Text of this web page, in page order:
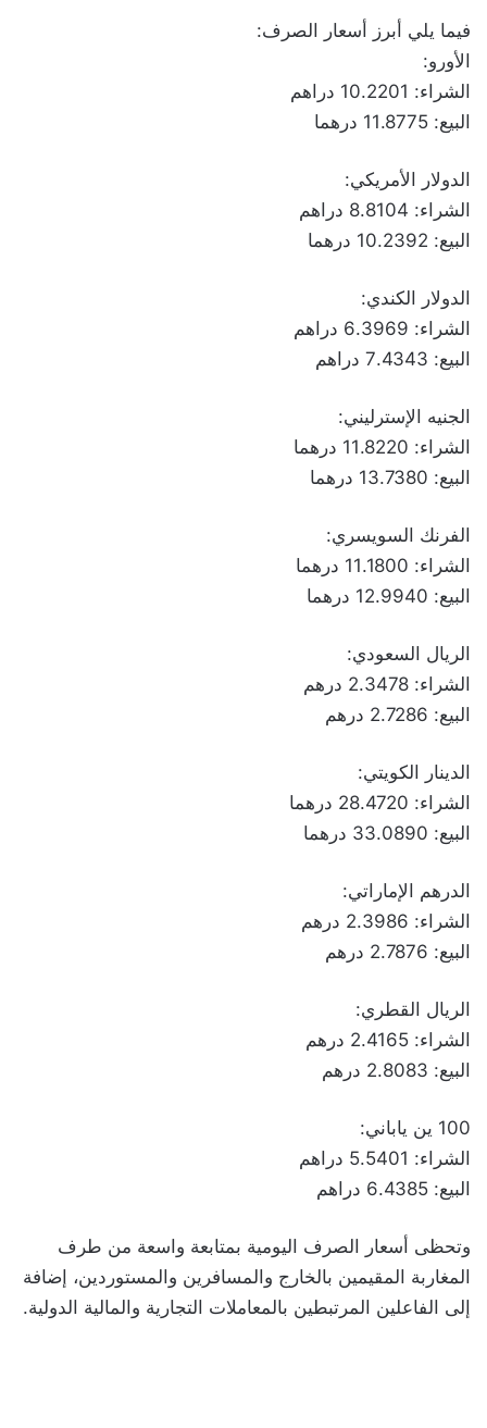
فيما يلي أبرز أسعار الصرف:
الأورو:
الشراء: 10.2201 دراهم
البيع: 11.8775 درهما
الدولار الأمريكي:
الشراء: 8.8104 دراهم
البيع: 10.2392 درهما
الدولار الكندي:
الشراء: 6.3969 دراهم
البيع: 7.4343 دراهم
الجنيه الإسترليني:
الشراء: 11.8220 درهما
البيع: 13.7380 درهما
الفرنك السويسري:
الشراء: 11.1800 درهما
البيع: 12.9940 درهما
الريال السعودي:
الشراء: 2.3478 درهم
البيع: 2.7286 درهم
الدينار الكويتي:
الشراء: 28.4720 درهما
البيع: 33.0890 درهما
الدرهم الإماراتي:
الشراء: 2.3986 درهم
البيع: 2.7876 درهم
الريال القطري:
الشراء: 2.4165 درهم
البيع: 2.8083 درهم
100 ين ياباني:
الشراء: 5.5401 دراهم
البيع: 6.4385 دراهم
وتحظى أسعار الصرف اليومية بمتابعة واسعة من طرف
المغاربة المقيمين بالخارج والمسافرين والمستوردين، إضافة
إلى الفاعلين المرتبطين بالمعاملات التجارية والمالية الدولية.